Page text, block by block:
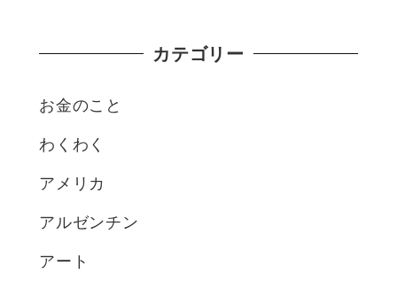
カテゴリー
お金のこと
わくわく
アメリカ
アルゼンチン
アート